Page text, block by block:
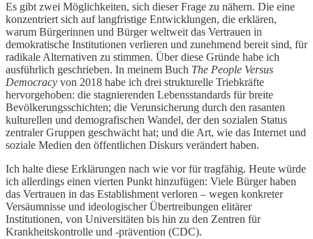
Es gibt zwei Möglichkeiten, sich dieser Frage zu nähern. Die eine
konzentriert sich auf langfristige Entwicklungen, die erklären,
warum Bürgerinnen und Bürger weltweit das Vertrauen in
demokratische Institutionen verlieren und zunehmend bereit sind, für
radikale Alternativen zu stimmen. Über diese Gründe habe ich
ausführlich geschrieben. In meinem Buch The People Versus
Democracy von 2018 habe ich drei strukturelle Triebkräfte
hervorgehoben: die stagnierenden Lebensstandards für breite
Bevölkerungsschichten; die Verunsicherung durch den rasanten
kulturellen und demografischen Wandel, der den sozialen Status
zentraler Gruppen geschwächt hat; und die Art, wie das Internet und
soziale Medien den öffentlichen Diskurs verändert haben.
Ich halte diese Erklärungen nach wie vor für tragfähig. Heute würde
ich allerdings einen vierten Punkt hinzufügen: Viele Bürger haben
das Vertrauen in das Establishment verloren – wegen konkreter
Versäumnisse und ideologischer Übertreibungen elitärer
Institutionen, von Universitäten bis hin zu den Zentren für
Krankheitskontrolle und -prävention (CDC).